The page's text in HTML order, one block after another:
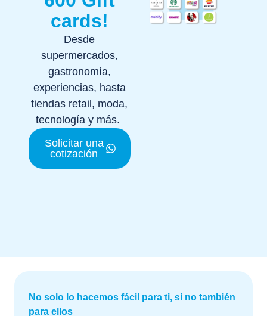
cards!
Desde
supermercados,
gastronomía,
experiencias, hasta
tiendas retail, moda,
tecnología y más.
Solicitar una
cotización
No solo lo hacemos fácil para ti, si no también
para ellos